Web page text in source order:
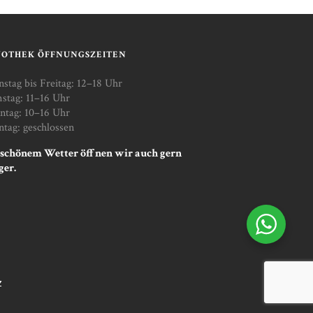
ÖFFNUNGSZEITEN
bis Freitag: 12–18 Uhr
11–16 Uhr
10–16 Uhr
geschlossen
Wetter öffnen wir auch gern